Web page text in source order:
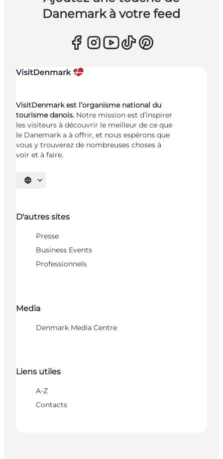
Danemark à votre feed
VisitDenmark est l’organisme national du
tourisme danois. Notre mission est d’inspirer
les visiteurs à découvrir le meilleur de ce que
le Danemark a à offrir, et nous espérons que
vous y trouverez de nombreuses choses à
voir et à faire.
Choisissez la langue
D'autres sites
Presse
Business Events
Professionnels
Media
Denmark Media Centre
Liens utiles
A-Z
Contacts